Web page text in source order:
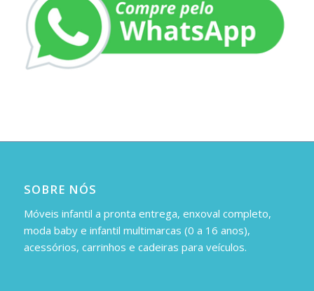
SOBRE NÓS
Móveis infantil a pronta entrega, enxoval completo,
moda baby e infantil multimarcas (0 a 16 anos),
acessórios, carrinhos e cadeiras para veículos.